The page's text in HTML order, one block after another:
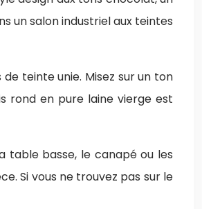
un salon industriel aux teintes
teinte unie. Misez sur un ton
rond en pure laine vierge est
table basse, le canapé ou les
Si vous ne trouvez pas sur le